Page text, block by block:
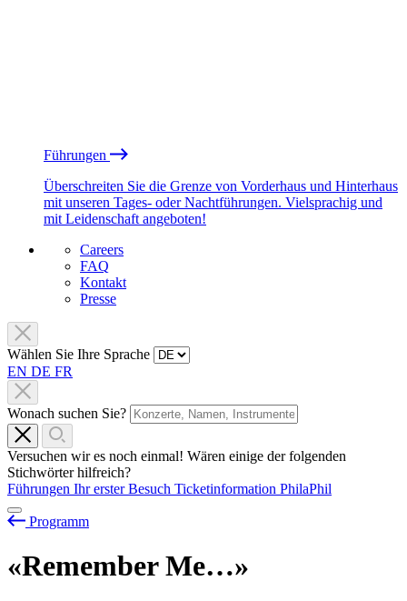
Führungen
Überschreiten Sie die Grenze von Vorderhaus und Hinterhaus
mit unseren Tages- oder Nachtführungen. Vielsprachig und
mit Leidenschaft angeboten!
Careers
FAQ
Kontakt
Presse
Wählen Sie Ihre Sprache
EN DE FR
Wonach suchen Sie?
Versuchen wir es noch einmal! Wären einige der folgenden
Stichwörter hilfreich?
Führungen Ihr erster Besuch Ticketinformation PhilaPhil
Programm
«Remember Me…»